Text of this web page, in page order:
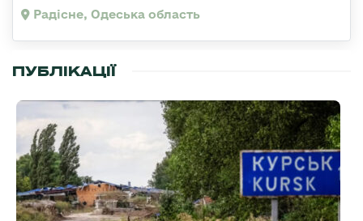
Радісне, Одеська область
ПУБЛІКАЦІЇ